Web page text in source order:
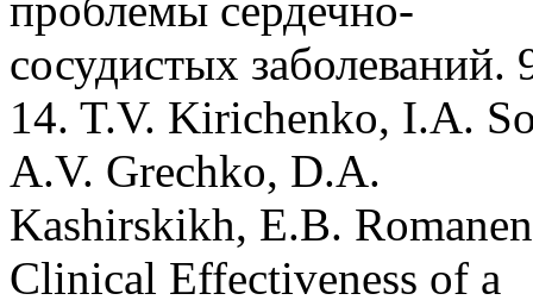
сосудистых
14. T.V. Kirichenko, I.A.
A.V. Grechko, D.A.
Kashirskikh, E.B.
Clinical Effectiveness of a